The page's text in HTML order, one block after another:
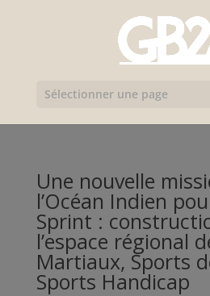
Sélectionner une page
Une nouvelle
l’Océan Indien
Sprint :
l’espace régional
Martiaux, Sports
Sports Handicap